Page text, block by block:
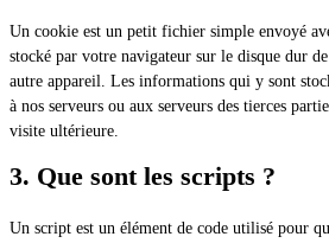
Un cookie est un petit fichier simple envoyé
stocké par votre navigateur sur le disque dur
autre appareil. Les informations qui y sont
à nos serveurs ou aux serveurs des tierces
visite ultérieure.
3. Que sont les scripts ?
Un script est un élément de code utilisé pour